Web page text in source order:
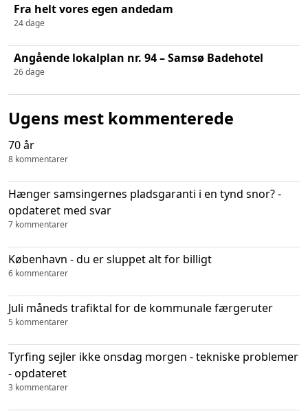
Fra helt vores egen andedam
24 dage
Angående lokalplan nr. 94 – Samsø Badehotel
26 dage
Ugens mest kommenterede
70 år
8 kommentarer
Hænger samsingernes pladsgaranti i en tynd snor? -
opdateret med svar
7 kommentarer
København - du er sluppet alt for billigt
6 kommentarer
Juli måneds trafiktal for de kommunale færgeruter
5 kommentarer
Tyrfing sejler ikke onsdag morgen - tekniske problemer
- opdateret
3 kommentarer